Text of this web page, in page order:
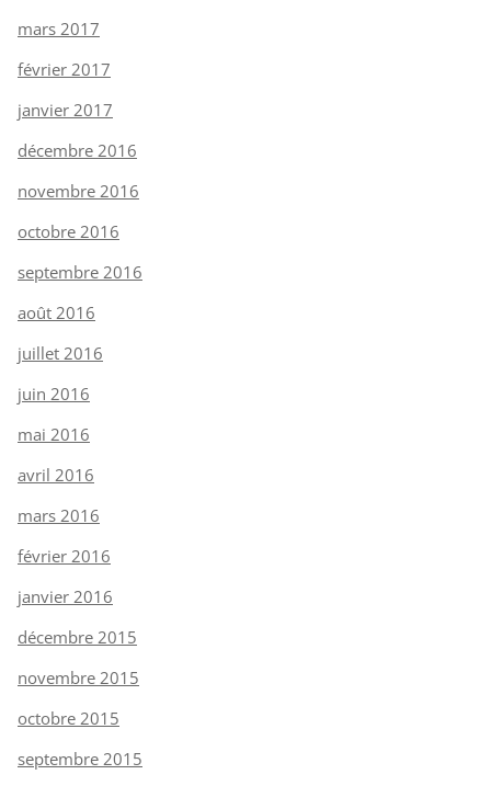
mars 2017
février 2017
janvier 2017
décembre 2016
novembre 2016
octobre 2016
septembre 2016
août 2016
juillet 2016
juin 2016
mai 2016
avril 2016
mars 2016
février 2016
janvier 2016
décembre 2015
novembre 2015
octobre 2015
septembre 2015